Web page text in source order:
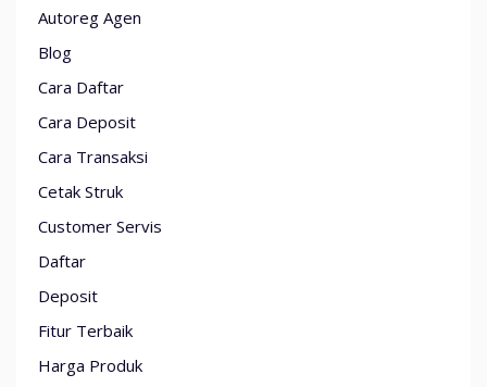
Autoreg Agen
Blog
Cara Daftar
Cara Deposit
Cara Transaksi
Cetak Struk
Customer Servis
Daftar
Deposit
Fitur Terbaik
Harga Produk